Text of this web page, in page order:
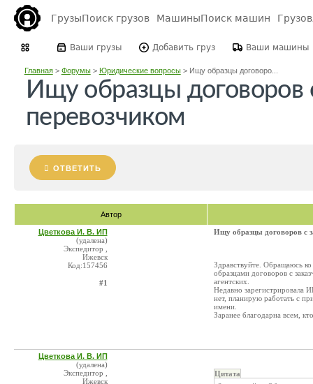
ГрузыПоиск грузов МашиныПоиск машин
Ваши грузы Добавить груз Ваши машины
Главная> Форумы> Юридические вопросы> Ищу образцы договоро...
Ищу образцы договоров
перевозчиком
ОТВЕТИТЬ
Автор
Цветкова И. В. ИП
(удалена)
Экспедитор ,
Ижевск
Код:157456
#1
Ищу образцы договоров с
Здравствуйте. Обращаюсь
образцами договоров с
агентских.
Недавно зарегистрировала
нет, планирую работать с
имени.
Заранее благодарна всем,
Цветкова И. В. ИП
(удалена)
Экспедитор ,
Ижевск
Цитата